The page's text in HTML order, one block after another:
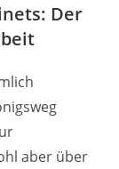
Der
aber über